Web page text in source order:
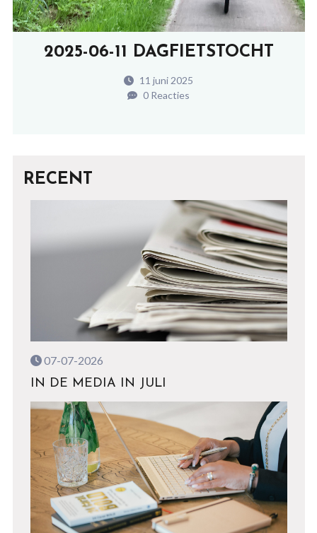
2025-06-11 DAGFIETSTOCHT
11 juni 2025
0 Reacties
RECENT
07-07-2026
IN DE MEDIA IN JULI